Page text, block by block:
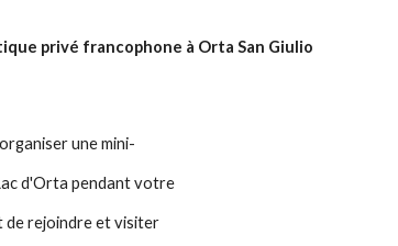
privé francophone à Orta San Giulio
d'organiser une mini-
le Lac d'Orta pendant votre
de rejoindre et visiter